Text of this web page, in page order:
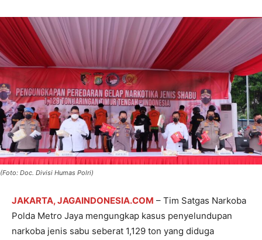
(Foto: Doc. Divisi Humas Polri)
JAKARTA, JAGAINDONESIA.COM – Tim Satgas Narkoba
Polda Metro Jaya mengungkap kasus penyelundupan
narkoba jenis sabu seberat 1,129 ton yang diduga